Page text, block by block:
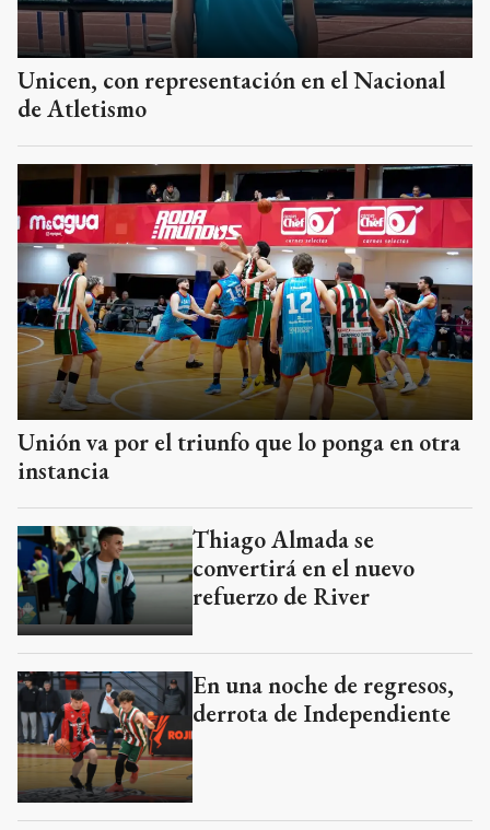
Unicen, con representación en el Nacional
de Atletismo
Unión va por el triunfo que lo ponga en otra
instancia
Thiago Almada se
convertirá en el nuevo
refuerzo de River
En una noche de regresos,
derrota de Independiente